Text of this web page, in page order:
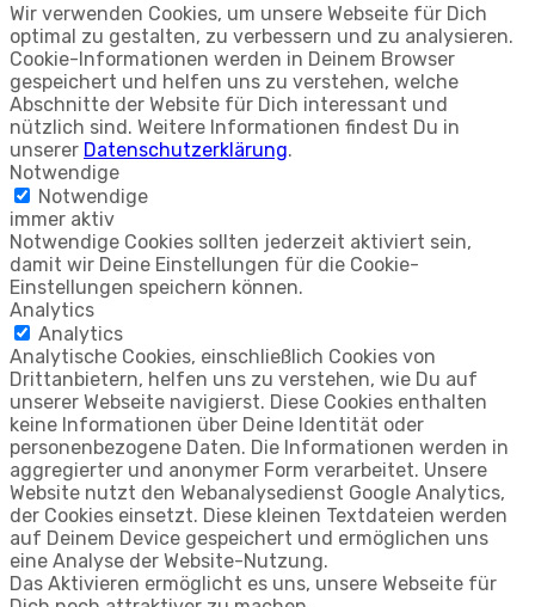
Wir verwenden Cookies, um unsere Webseite für Dich
optimal zu gestalten, zu verbessern und zu analysieren.
Cookie-Informationen werden in Deinem Browser
gespeichert und helfen uns zu verstehen, welche
Abschnitte der Website für Dich interessant und
nützlich sind. Weitere Informationen findest Du in
unserer Datenschutzerklärung.
Notwendige
Notwendige
immer aktiv
Notwendige Cookies sollten jederzeit aktiviert sein,
damit wir Deine Einstellungen für die Cookie-
Einstellungen speichern können.
Analytics
Analytics
Analytische Cookies, einschließlich Cookies von
Drittanbietern, helfen uns zu verstehen, wie Du auf
unserer Webseite navigierst. Diese Cookies enthalten
keine Informationen über Deine Identität oder
personenbezogene Daten. Die Informationen werden in
aggregierter und anonymer Form verarbeitet. Unsere
Website nutzt den Webanalysedienst Google Analytics,
der Cookies einsetzt. Diese kleinen Textdateien werden
auf Deinem Device gespeichert und ermöglichen uns
eine Analyse der Website-Nutzung.
Das Aktivieren ermöglicht es uns, unsere Webseite für